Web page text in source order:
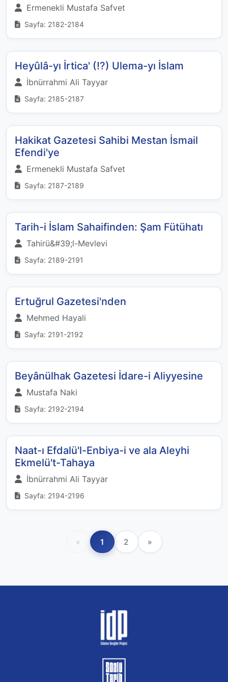
Ermenekli Mustafa Safvet
Sayfa: 2182-2184
Heyûlâ-yı İrtica' (!?) Ulema-yı İslam
İbnürrahmi Ali Tayyar
Sayfa: 2185-2187
Hakikat Gazetesi Sahibi Mestan İsmail
Efendi'ye
Ermenekli Mustafa Safvet
Sayfa: 2187-2189
Tarih-i İslam Sahaifinden: Şam Fütühatı
Tahirü&#39;l-Mevlevi
Sayfa: 2189-2191
Ertuğrul Gazetesi'nden
Mehmed Hayali
Sayfa: 2191-2192
Beyânülhak Gazetesi İdare-i Aliyyesine
Mustafa Naki
Sayfa: 2192-2194
Naat-ı Efdalü'l-Enbiya-i ve ala Aleyhi
Ekmelü't-Tahaya
İbnürrahmi Ali Tayyar
Sayfa: 2194-2196
« 1 2 »